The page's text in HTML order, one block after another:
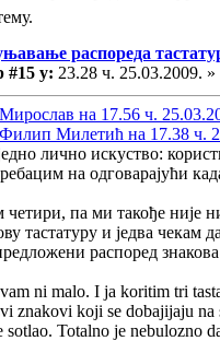
распореда
#15 у: 23.28 ч. 25.03.2009. »
на 17.56 ч.
Милетић на 17.38 ч.
лично искуство:
на одговарајући
четири, па ми такође
тастатуру и једва чекам
распоред
ni malo. I ja koritim tri
znakovi koji se dobajijaju
Totalno je nebulozno